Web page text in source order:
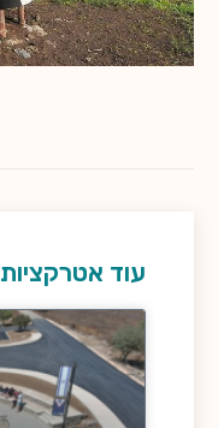
עוד אטרקציות